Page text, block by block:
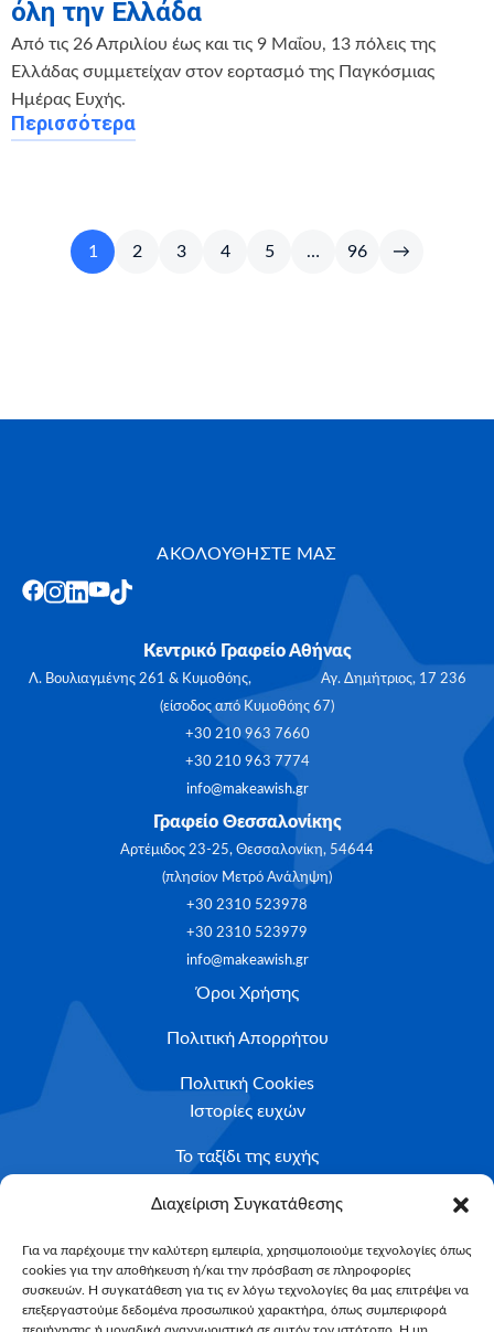
Διαχείριση Συγκατάθεσης
Για να παρέχουμε την καλύτερη εμπειρία, χρησιμοποιούμε τεχνολογίες όπως
cookies για την αποθήκευση ή/και την πρόσβαση σε πληροφορίες
συσκευών. Η συγκατάθεση για τις εν λόγω τεχνολογίες θα μας επιτρέψει να
επεξεργαστούμε δεδομένα προσωπικού χαρακτήρα, όπως συμπεριφορά
όλη την Ελλάδα
Από τις 26 Απριλίου έως και τις 9 Μαΐου, 13 πόλεις της
Ελλάδας συμμετείχαν στον εορτασμό της Παγκόσμιας
Ημέρας Ευχής.
Περισσότερα
1 2 3 4 5 … 96 →
ΑΚΟΛΟΥΘΗΣΤΕ ΜΑΣ
Κεντρικό Γραφείο Αθήνας
Λ. Βουλιαγμένης 261 & Κυμοθόης, Αγ. Δημήτριος, 17 236
(είσοδος από Κυμοθόης 67)
+30 210 963 7660
+30 210 963 7774
info@makeawish.gr
Γραφείο Θεσσαλονίκης
Αρτέμιδος 23-25, Θεσσαλονίκη, 54644
(πλησίον Μετρό Ανάληψη)
+30 2310 523978
+30 2310 523979
info@makeawish.gr
Όροι Χρήσης
Πολιτική Απορρήτου
Πολιτική Cookies
Ιστορίες ευχών
Το ταξίδι της ευχής
Κριτήρια Καταλληλότητας
Υποβολή Αιτήματος
NEWSLETTER
Email*